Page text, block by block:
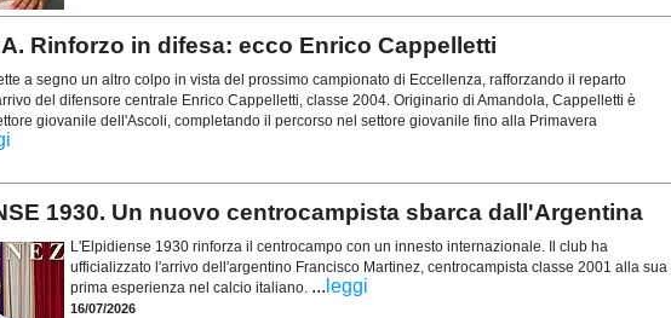
Rinforzo in difesa: ecco Enrico Cappelletti
a segno un altro colpo in vista del prossimo campionato di Eccellenza, rafforzando il reparto
del difensore centrale Enrico Cappelletti, classe 2004. Originario di Amandola, Cappelletti è
giovanile dell'Ascoli, completando il percorso nel settore giovanile fino alla Primavera
1930. Un nuovo centrocampista sbarca dall'Argentina
L'Elpidiense 1930 rinforza il centrocampo con un innesto internazionale. Il club ha
ufficializzato l'arrivo dell'argentino Francisco Martinez, centrocampista classe 2001 alla sua
prima esperienza nel calcio italiano. ... leggi
16/07/2026